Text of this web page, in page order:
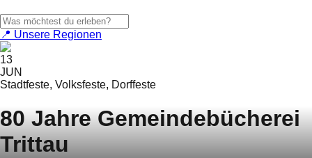
📍 Unsere Regionen
13
JUN
Stadtfeste, Volksfeste, Dorffeste
80 Jahre Gemeindebücherei
Trittau